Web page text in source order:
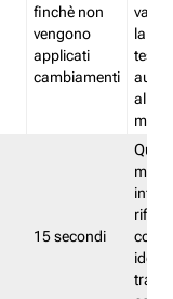
finchè non
vengono
applicati
cambiamenti
la
test.
15 secondi